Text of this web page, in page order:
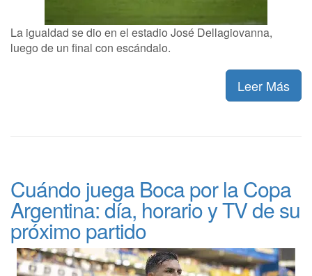
La igualdad se dio en el estadio José Dellagiovanna,
luego de un final con escándalo.
Leer Más
Cuándo juega Boca por la Copa
Argentina: día, horario y TV de su
próximo partido